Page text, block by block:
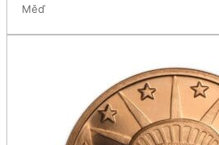
Měď